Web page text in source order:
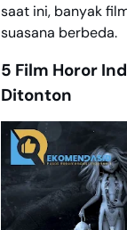
saat ini, banyak
suasana berbeda.
5 Film Horor
Ditonton